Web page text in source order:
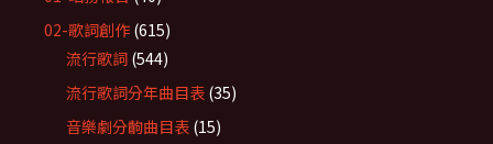
02-歌詞創作 (615)
流行歌詞 (544)
流行歌詞分年曲目表 (35)
音樂劇分齣曲目表 (15)